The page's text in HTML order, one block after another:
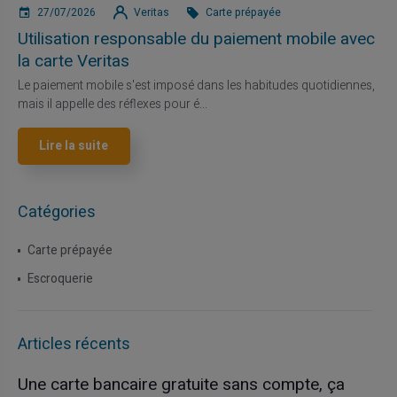
27/07/2026 Veritas Carte prépayée
Utilisation responsable du paiement mobile avec
la carte Veritas
Le paiement mobile s'est imposé dans les habitudes quotidiennes,
mais il appelle des réflexes pour é...
Lire la suite
Catégories
Carte prépayée
Escroquerie
Articles récents
Une carte bancaire gratuite sans compte, ça